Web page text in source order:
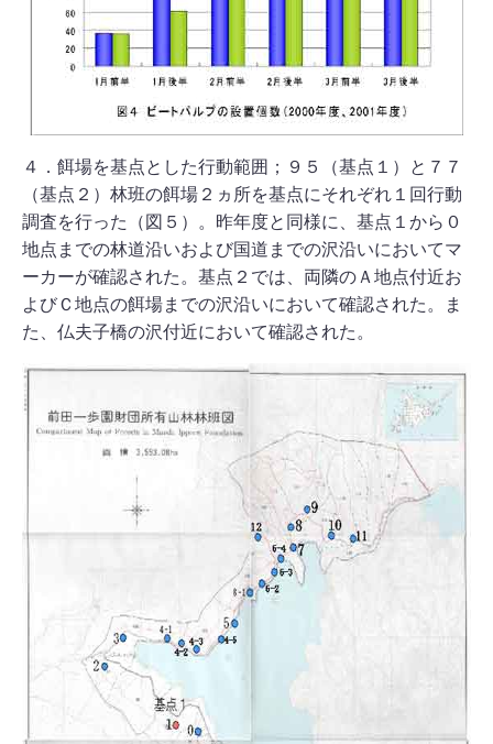
４．餌場を基点とした行動範囲；９５（基点１）と７７
（基点２）林班の餌場２ヵ所を基点にそれぞれ１回行動
調査を行った（図５）。昨年度と同様に、基点１から０
地点までの林道沿いおよび国道までの沢沿いにおいてマ
ーカーが確認された。基点２では、両隣のＡ地点付近お
よびＣ地点の餌場までの沢沿いにおいて確認された。ま
た、仏夫子橋の沢付近において確認された。